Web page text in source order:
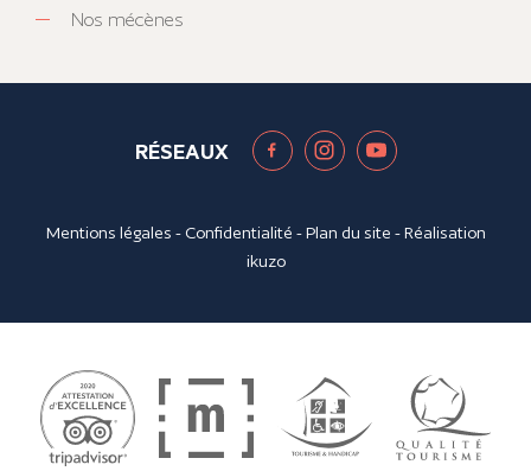
Nos mécènes
RÉSEAUX
Mentions légales - Confidentialité -Plan du site - Réalisation
ikuzo